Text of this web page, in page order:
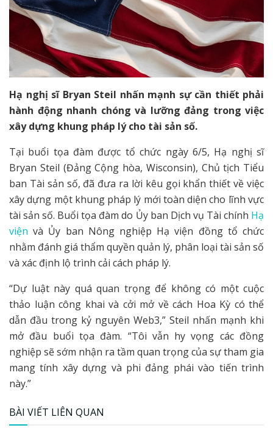
Hạ nghị sĩ Bryan Steil nhấn mạnh sự cần thiết phải
hành động nhanh chóng và lưỡng đảng trong việc
xây dựng khung pháp lý cho tài sản số.
Tại buổi tọa đàm được tổ chức ngày 6/5, Hạ nghị sĩ
Bryan Steil (Đảng Cộng hòa, Wisconsin), Chủ tịch Tiểu
ban Tài sản số, đã đưa ra lời kêu gọi khẩn thiết về việc
xây dựng một khung pháp lý mới toàn diện cho lĩnh vực
tài sản số. Buổi tọa đàm do Ủy ban Dịch vụ Tài chính Hạ
viện và Ủy ban Nông nghiệp Hạ viện đồng tổ chức
nhằm đánh giá thẩm quyền quản lý, phân loại tài sản số
và xác định lộ trình cải cách pháp lý.
“Dự luật này quá quan trọng để không có một cuộc
thảo luận công khai và cởi mở về cách Hoa Kỳ có thể
dẫn đầu trong kỷ nguyên Web3,” Steil nhấn mạnh khi
mở đầu buổi tọa đàm. “Tôi vẫn hy vọng các đồng
nghiệp sẽ sớm nhận ra tầm quan trọng của sự tham gia
mang tính xây dựng và phi đảng phái vào tiến trình
này.”
BÀI VIẾT LIÊN QUAN